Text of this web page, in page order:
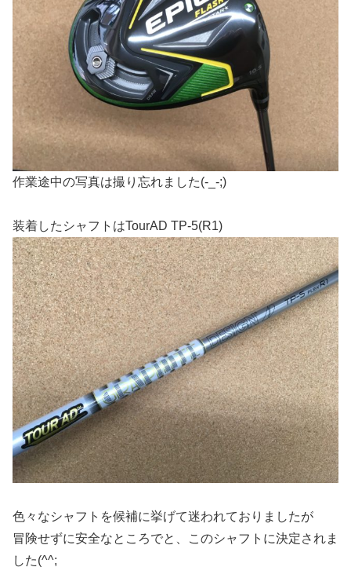
作業途中の写真は撮り忘れました(-_-;)
装着したシャフトはTourAD TP-5(R1)
色々なシャフトを候補に挙げて迷われておりましたが
冒険せずに安全なところでと、このシャフトに決定されま
した(^^;